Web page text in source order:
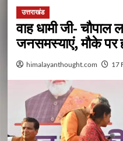
उत्तराखंड
वाह धामी जी-
जनसमस्याएं, मौके पर
himalayanthought.com 17